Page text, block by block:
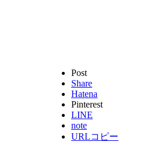
Post
Share
Hatena
Pinterest
LINE
note
URLコピー